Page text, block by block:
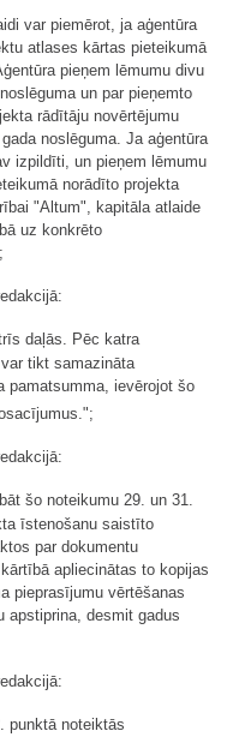
var piemērot, ja aģentūra
atlases kārtas pieteikumā
pieņem lēmumu divu
un par pieņemto
rādītāju novērtējumu
noslēguma. Ja aģentūra
izpildīti, un pieņem lēmumu
norādīto projekta
"Altum", kapitāla atlaide
uz konkrēto
daļās. Pēc katra
tikt samazināta
pamatsumma, ievērojot šo
šo noteikumu 29. un 31.
īstenošanu saistīto
par dokumentu
apliecinātas to kopijas
pieprasījumu vērtēšanas
apstiprina, desmit gadus
punktā noteiktās